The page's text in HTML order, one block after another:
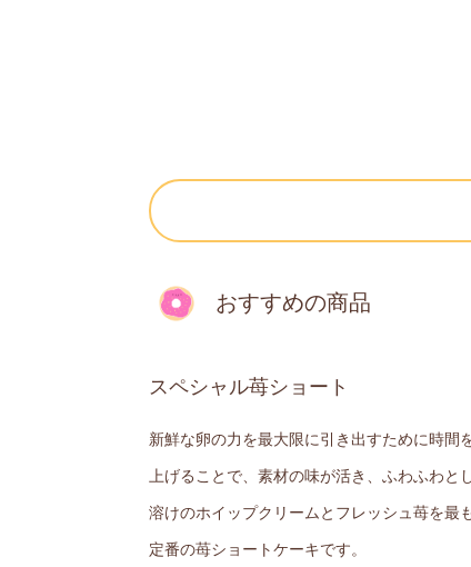
おすすめの商品
スペシャル苺ショート
新鮮な卵の力を最大限に引き出すために時間
上げることで、素材の味が活き、ふわふわ
溶けのホイップクリームとフレッシュ苺を最
定番の苺ショートケーキです。